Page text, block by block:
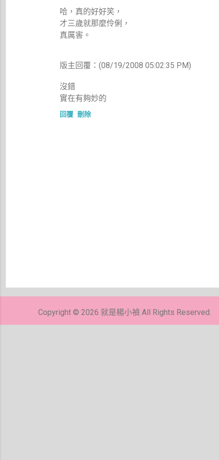
哈，真的好好笑，
才三歲就那麼伶俐，
真厲害。
版主回覆：(08/19/2008 05:02:35 PM)
沒錯
實在有夠妙的
回覆 刪除
貼
Copyright © 2026 就是楊小禎 All Rights Reserved.